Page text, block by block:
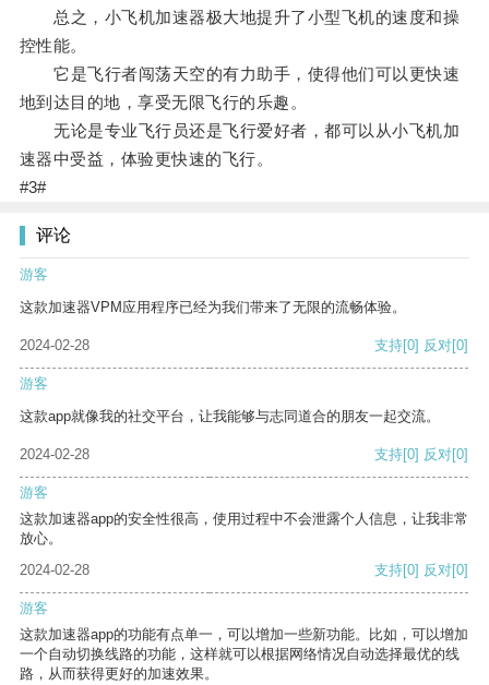
总之，小飞机加速器极大地提升了小型飞机的速度和操
控性能。
它是飞行者闯荡天空的有力助手，使得他们可以更快速
地到达目的地，享受无限飞行的乐趣。
无论是专业飞行员还是飞行爱好者，都可以从小飞机加
速器中受益，体验更快速的飞行。
#3#
评论
游客
这款加速器VPM应用程序已经为我们带来了无限的流畅体验。
2024-02-28 支持[0] 反对[0]
游客
这款app就像我的社交平台，让我能够与志同道合的朋友一起交流。
2024-02-28 支持[0] 反对[0]
游客
这款加速器app的安全性很高，使用过程中不会泄露个人信息，让我非常
放心。
2024-02-28
支持[0] 反对[0]
游客
这款加速器app的功能有点单一，可以增加一些新功能。比如，可以增加
一个自动切换线路的功能，这样就可以根据网络情况自动选择最优的线
路，从而获得更好的加速效果。